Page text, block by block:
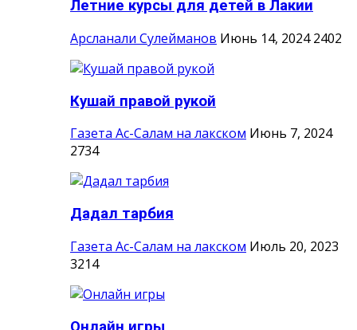
Летние курсы для детей в Лакии
Арсланали Сулейманов Июнь 14, 2024 2402
Кушай правой рукой
Газета Ас-Салам на лакском Июнь 7, 2024
2734
Дадал тарбия
Газета Ас-Салам на лакском Июль 20, 2023
3214
Онлайн игры